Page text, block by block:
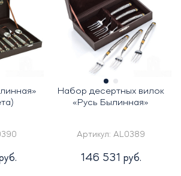
Набор десертных вилок
«Русь Былинная»
Артикул: AL0389
146 531 руб.